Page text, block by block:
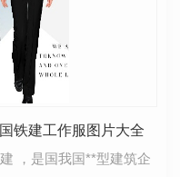
铁建工作服图片大全
，是国我国**型建筑企